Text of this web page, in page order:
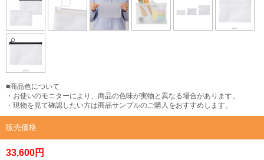
■商品色について
・お使いのモニターにより、商品の色味が実物と異なる場合があります。
・現物を見て確認したい方は商品サンプルのご購入をおすすめします。
販売価格
33,600円